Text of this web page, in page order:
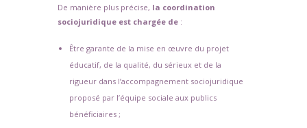
De manière plus précise, la coordination
sociojuridique est chargée de :
Être garante de la mise en œuvre du projet
éducatif, de la qualité, du sérieux et de la
rigueur dans l’accompagnement sociojuridique
proposé par l’équipe sociale aux publics
bénéficiaires ;